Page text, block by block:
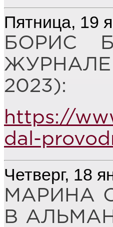
Пятница, 19
БОРИС
2023):
https://
dal-
Четверг, 18
МАРИНА
В